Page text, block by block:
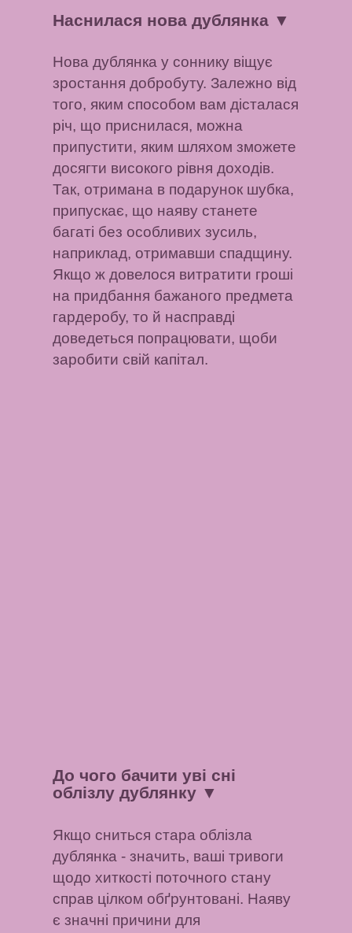
Наснилася нова дублянка ▼
Нова дублянка у соннику віщує
зростання добробуту. Залежно від
того, яким способом вам дісталася
річ, що приснилася, можна
припустити, яким шляхом зможете
досягти високого рівня доходів.
Так, отримана в подарунок шубка,
припускає, що наяву станете
багаті без особливих зусиль,
наприклад, отримавши спадщину.
Якщо ж довелося витратити гроші
на придбання бажаного предмета
гардеробу, то й насправді
доведеться попрацювати, щоби
заробити свій капітал.
До чого бачити уві сні
облізлу дублянку ▼
Якщо сниться стара облізла
дублянка - значить, ваші тривоги
щодо хиткості поточного стану
справ цілком обґрунтовані. Наяву
є значні причини для